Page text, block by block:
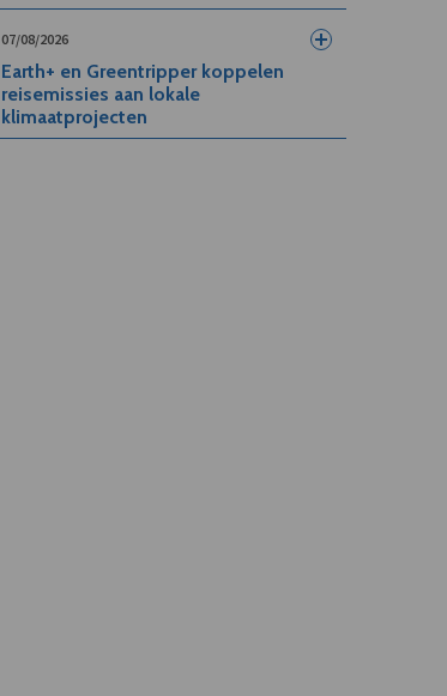
07/08/2026
Earth+ en Greentripper koppelen
reisemissies aan lokale
klimaatprojecten